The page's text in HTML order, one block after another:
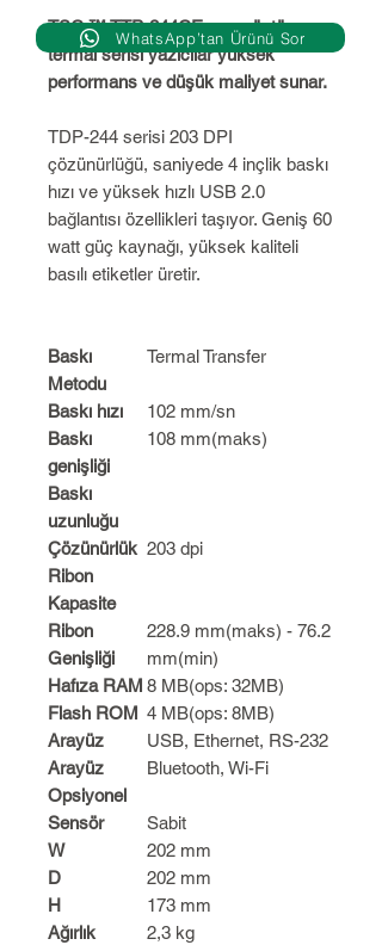
TSC ™ TTP-244CE masaüstü
termal serisi yazıcılar yüksek
performans ve düşük maliyet sunar.
TDP-244 serisi 203 DPI
çözünürlüğü, saniyede 4 inçlik baskı
hızı ve yüksek hızlı USB 2.0
bağlantısı özellikleri taşıyor. Geniş 60
watt güç kaynağı, yüksek kaliteli
basılı etiketler üretir.
Baskı
Metodu
Termal Transfer
Baskı hızı
102 mm/sn
Baskı
genişliği
108 mm(maks)
Baskı
uzunluğu
Çözünürlük 203 dpi
Ribon
Kapasite
Ribon
Genişliği
228.9 mm(maks) - 76.2
mm(min)
Hafıza RAM 8 MB(ops: 32MB)
Flash ROM 4 MB(ops: 8MB)
Arayüz
USB, Ethernet, RS-232
Arayüz
Opsiyonel
Bluetooth, Wi-Fi
Sensör
Sabit
W
202 mm
D
202 mm
H
173 mm
Ağırlık
2,3 kg
WhatsApp’tan Ürünü Sor